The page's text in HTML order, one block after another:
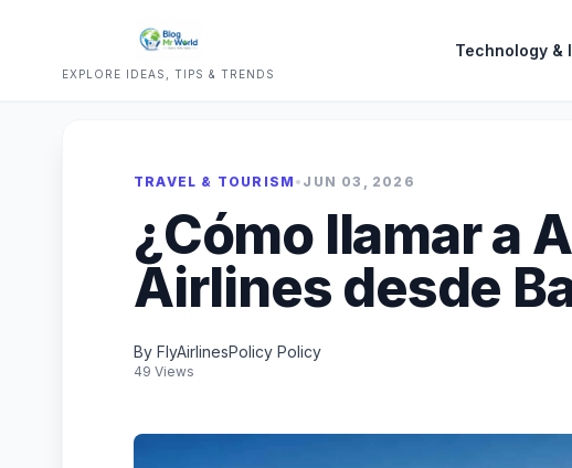
EXPLORE IDEAS, TIPS & TRENDS
Technology &
TRAVEL & TOURISM • JUN 03, 2026
¿Cómo llamar a
Airlines desde
By FlyAirlinesPolicy Policy
49 Views